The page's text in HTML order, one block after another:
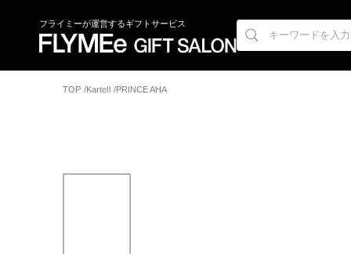
フライミーが運営するギフトサービス
TOP Kartell PRINCE AHA